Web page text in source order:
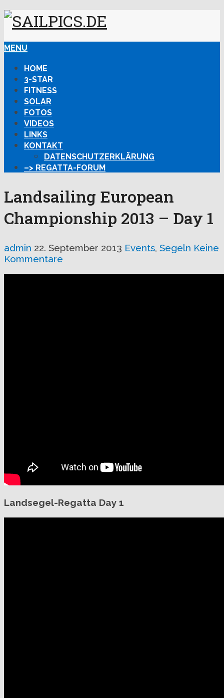
MENU
HOME
3-STAR
FITNESS
SOLAR
FOTOS
VIDEOS
LINKS
KONTAKT
DATENSCHUTZERKLÄRUNG
–> REGATTA-FORUM
Landsailing European
Championship 2013 – Day 1
admin 22. September 2013 Events, Segeln Keine
Kommentare
Landsegel-Regatta Day 1